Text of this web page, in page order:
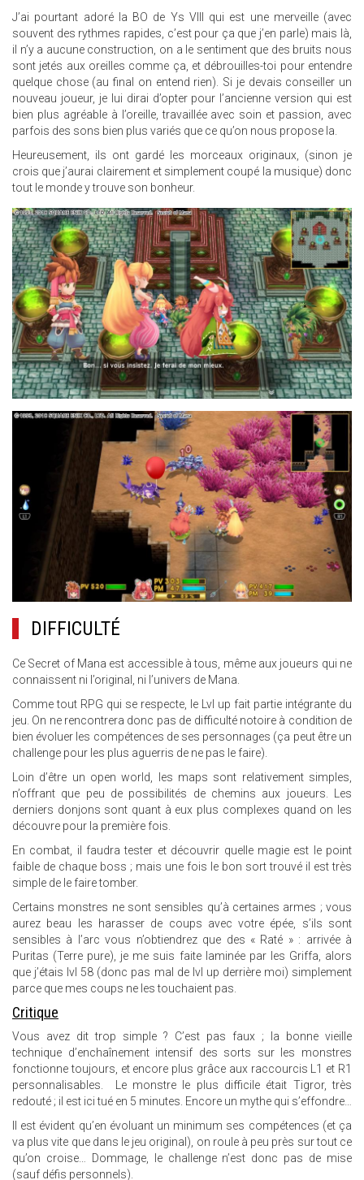
J’ai pourtant adoré la BO de Ys VIII qui est une merveille (avec
souvent des rythmes rapides, c’est pour ça que j’en parle) mais là,
il n’y a aucune construction, on a le sentiment que des bruits nous
sont jetés aux oreilles comme ça, et débrouilles-toi pour entendre
quelque chose (au final on entend rien). Si je devais conseiller un
nouveau joueur, je lui dirai d’opter pour l’ancienne version qui est
bien plus agréable à l’oreille, travaillée avec soin et passion, avec
parfois des sons bien plus variés que ce qu’on nous propose la.
Heureusement, ils ont gardé les morceaux originaux, (sinon je
crois que j’aurai clairement et simplement coupé la musique) donc
tout le monde y trouve son bonheur.
17.JPG
13.JPG
DIFFICULTÉ
Ce Secret of Mana est accessible à tous, même aux joueurs qui ne
connaissent ni l’original, ni l’univers de Mana.
Comme tout RPG qui se respecte, le Lvl up fait partie intégrante du
jeu. On ne rencontrera donc pas de difficulté notoire à condition de
bien évoluer les compétences de ses personnages (ça peut être un
challenge pour les plus aguerris de ne pas le faire).
Loin d’être un open world, les maps sont relativement simples,
n’offrant que peu de possibilités de chemins aux joueurs. Les
derniers donjons sont quant à eux plus complexes quand on les
découvre pour la première fois.
En combat, il faudra tester et découvrir quelle magie est le point
faible de chaque boss ; mais une fois le bon sort trouvé il est très
simple de le faire tomber.
Certains monstres ne sont sensibles qu’à certaines armes ; vous
aurez beau les harasser de coups avec votre épée, s’ils sont
sensibles à l’arc vous n’obtiendrez que des « Raté » : arrivée à
Puritas (Terre pure), je me suis faite laminée par les Griffa, alors
que j’étais lvl 58 (donc pas mal de lvl up derrière moi) simplement
parce que mes coups ne les touchaient pas.
Critique
Vous avez dit trop simple ? C’est pas faux ; la bonne vieille
technique d’enchaînement intensif des sorts sur les monstres
fonctionne toujours, et encore plus grâce aux raccourcis L1 et R1
personnalisables. Le monstre le plus difficile était Tigror, très
redouté ; il est ici tué en 5 minutes. Encore un mythe qui s’effondre…
Il est évident qu’en évoluant un minimum ses compétences (et ça
va plus vite que dans le jeu original), on roule à peu près sur tout ce
qu’on croise… Dommage, le challenge n’est donc pas de mise
(sauf défis personnels).